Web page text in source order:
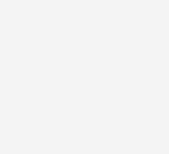
Wartezeiten zu
Müllheim
524